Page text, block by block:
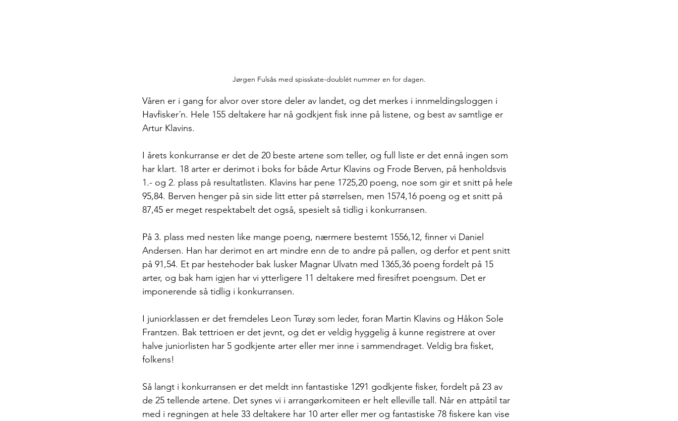
Jørgen Fulsås med spisskate-doublét nummer en for dagen.
Våren er i gang for alvor over store deler av landet, og det merkes i innmeldingsloggen i
Havfisker´n. Hele 155 deltakere har nå godkjent fisk inne på listene, og best av samtlige er
Artur Klavins.
I årets konkurranse er det de 20 beste artene som teller, og full liste er det ennå ingen som
har klart. 18 arter er derimot i boks for både Artur Klavins og Frode Berven, på henholdsvis
1.- og 2. plass på resultatlisten. Klavins har pene 1725,20 poeng, noe som gir et snitt på hele
95,84. Berven henger på sin side litt etter på størrelsen, men 1574,16 poeng og et snitt på
87,45 er meget respektabelt det også, spesielt så tidlig i konkurransen.
På 3. plass med nesten like mange poeng, nærmere bestemt 1556,12, finner vi Daniel
Andersen. Han har derimot en art mindre enn de to andre på pallen, og derfor et pent snitt
på 91,54. Et par hestehoder bak lusker Magnar Ulvatn med 1365,36 poeng fordelt på 15
arter, og bak ham igjen har vi ytterligere 11 deltakere med firesifret poengsum. Det er
imponerende så tidlig i konkurransen.
I juniorklassen er det fremdeles Leon Turøy som leder, foran Martin Klavins og Håkon Sole
Frantzen. Bak tettrioen er det jevnt, og det er veldig hyggelig å kunne registrere at over
halve juniorlisten har 5 godkjente arter eller mer inne i sammendraget. Veldig bra fisket,
folkens!
Så langt i konkurransen er det meldt inn fantastiske 1291 godkjente fisker, fordelt på 23 av
de 25 tellende artene. Det synes vi i arrangørkomiteen er helt elleville tall. Når en attpåtil tar
med i regningen at hele 33 deltakere har 10 arter eller mer og fantastiske 78 fiskere kan vise